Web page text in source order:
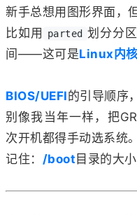
新手总想用图形界面，
比如用
parted 划分分
间——这可是Linux内核
BIOS/UEFI的引导顺序
别像我当年一样，把
次开机都得手动选系统。
记住： /boot 目录的大